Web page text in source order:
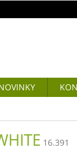
16.391